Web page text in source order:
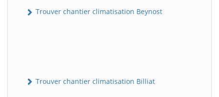
Trouver chantier climatisation Beynost
Trouver chantier climatisation Billiat